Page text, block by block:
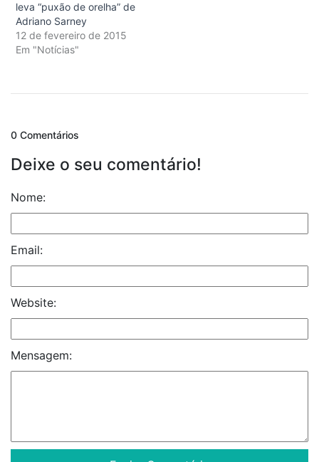
leva “puxão de orelha” de
Adriano Sarney
12 de fevereiro de 2015
Em "Notícias"
0 Comentários
Deixe o seu comentário!
Nome:
Email:
Website:
Mensagem: